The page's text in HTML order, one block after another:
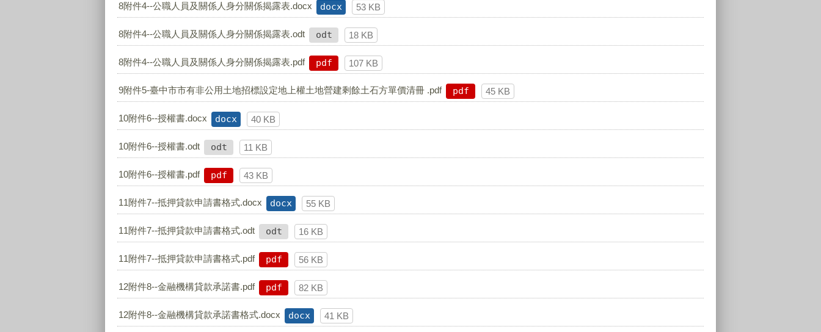
8附件4--公職人員及關係人身分關係揭露表.docx docx 53 KB
8附件4--公職人員及關係人身分關係揭露表.odt odt 18 KB
8附件4--公職人員及關係人身分關係揭露表.pdf pdf 107 KB
9附件5-臺中市市有非公用土地招標設定地上權土地營建剩餘土石方單價清冊 .pdf pdf 45 KB
10附件6--授權書.docx docx 40 KB
10附件6--授權書.odt odt 11 KB
10附件6--授權書.pdf pdf 43 KB
11附件7--抵押貸款申請書格式.docx docx 55 KB
11附件7--抵押貸款申請書格式.odt odt 16 KB
11附件7--抵押貸款申請書格式.pdf pdf 56 KB
12附件8--金融機構貸款承諾書.pdf pdf 82 KB
12附件8--金融機構貸款承諾書格式.docx docx 41 KB